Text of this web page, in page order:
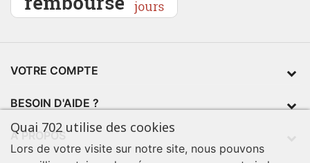
VOTRE COMPTE
BESOIN D'AIDE ?
À PROPOS
Quai 702 utilise des cookies
Lors de votre visite sur notre site, nous pouvons